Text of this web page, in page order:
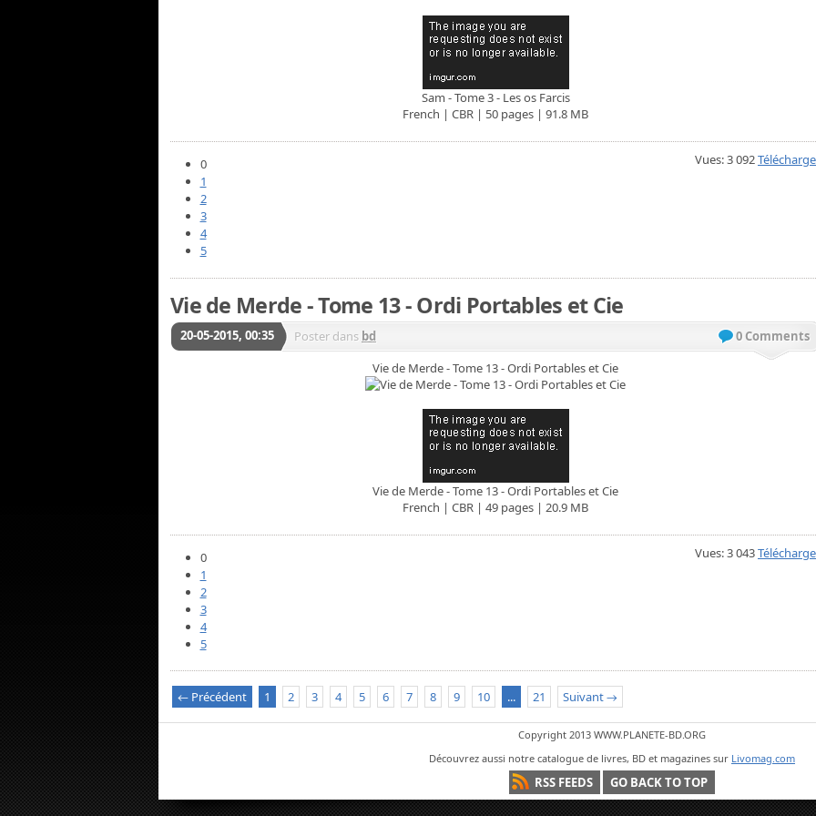
Sam - Tome 3 - Les os Farcis
French | CBR | 50 pages | 91.8 MB
Vues: 3 092
0
1
2
3
4
5
Vie de Merde - Tome 13 - Ordi Portables et Cie
20-05-2015, 00:35 Poster dans bd
0 Comments
Vie de Merde - Tome 13 - Ordi Portables et Cie
Vie de Merde - Tome 13 - Ordi Portables et Cie
French | CBR | 49 pages | 20.9 MB
Vues: 3 043
0
1
2
3
4
5
← Précédent 1 2 3 4 5 6 7 8 9 10 ... 21 Suivant →
Copyright 2013 WWW.PLANETE-BD.ORG
Découvrez aussi notre catalogue de livres, BD et magazines sur Livomag.com
RSS FEEDS GO BACK TO TOP